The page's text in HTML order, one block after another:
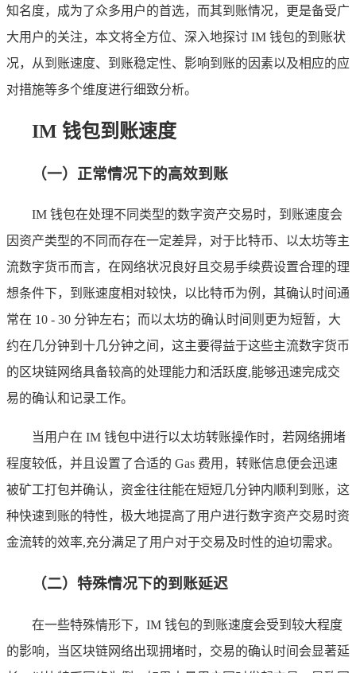
知名度，成为了众多用户的首选，而其到账情况，更是备受广
大用户的关注，本文将全方位、深入地探讨 IM 钱包的到账状
况，从到账速度、到账稳定性、影响到账的因素以及相应的应
对措施等多个维度进行细致分析。
IM 钱包到账速度
（一）正常情况下的高效到账
IM 钱包在处理不同类型的数字资产交易时，到账速度会
因资产类型的不同而存在一定差异，对于比特币、以太坊等主
流数字货币而言，在网络状况良好且交易手续费设置合理的理
想条件下，到账速度相对较快，以比特币为例，其确认时间通
常在 10 - 30 分钟左右；而以太坊的确认时间则更为短暂，大
约在几分钟到十几分钟之间，这主要得益于这些主流数字货币
的区块链网络具备较高的处理能力和活跃度,能够迅速完成交
易的确认和记录工作。
当用户在 IM 钱包中进行以太坊转账操作时，若网络拥堵
程度较低，并且设置了合适的 Gas 费用，转账信息便会迅速
被矿工打包并确认，资金往往能在短短几分钟内顺利到账，这
种快速到账的特性，极大地提高了用户进行数字资产交易时资
金流转的效率,充分满足了用户对于交易及时性的迫切需求。
（二）特殊情况下的到账延迟
在一些特殊情形下，IM 钱包的到账速度会受到较大程度
的影响，当区块链网络出现拥堵时，交易的确认时间会显著延